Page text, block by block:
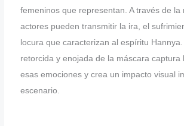
femeninos que representan. A través de la
actores pueden transmitir la ira, el
locura que caracterizan al espíritu
retorcida y enojada de la máscara captura
esas emociones y crea un impacto visual
escenario.